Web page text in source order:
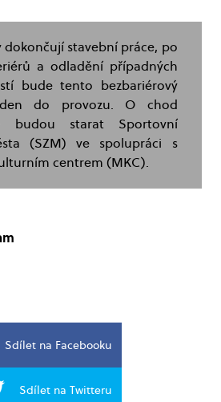
dokončují stavební práce, po
a odladění případných
bude tento bezbariérový
do provozu. O chod
budou starat Sportovní
(SZM) ve spolupráci s
centrem (MKC).
Sdílet na Facebooku
Sdílet na Twitteru